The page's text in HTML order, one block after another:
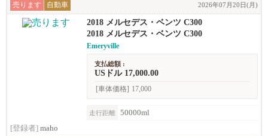
売ります 自動車 2026年07月20日(月)
2018 メルセデス・ベンツ C300
2018 メルセデス・ベンツ C300
Emeryville
支払総額 :
USドル 17,000.00
[車体価格] 17,000
走行距離
50000ml
[登録者] maho